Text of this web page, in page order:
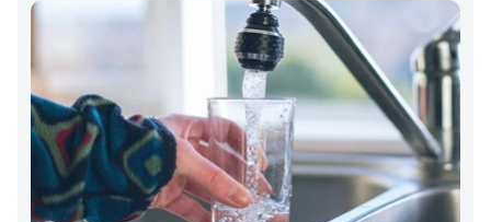
Madrid